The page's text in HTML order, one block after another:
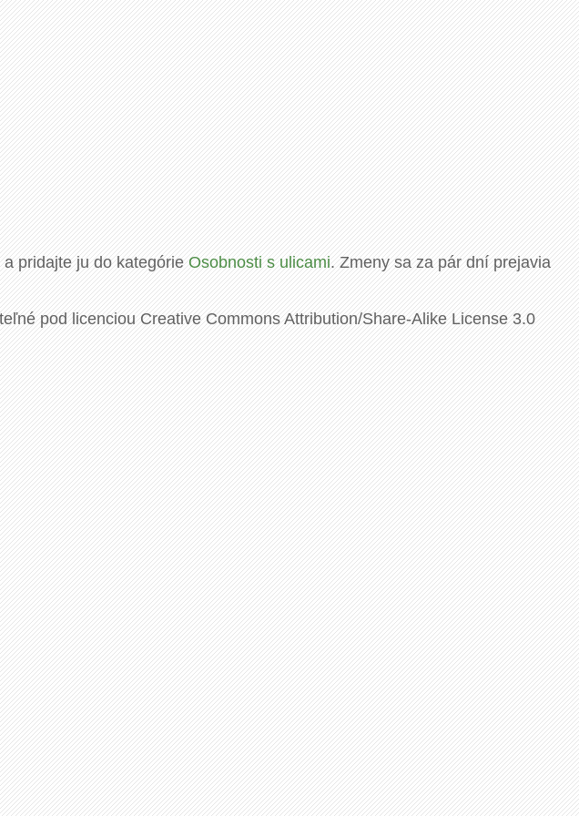
pridajte ju do kategórieOsobnosti s ulicami. Zmeny sa za pár dní prejavia
pod licenciou Creative Commons Attribution/Share-Alike License 3.0